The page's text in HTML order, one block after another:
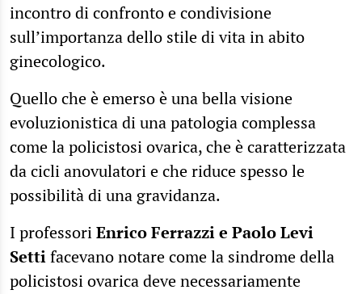
incontro di confronto e condivisione
sull’importanza dello stile di vita in abito
ginecologico.
Quello che è emerso è una bella visione
evoluzionistica di una patologia complessa
come la policistosi ovarica, che è caratterizzata
da cicli anovulatori e che riduce spesso le
possibilità di una gravidanza.
I professoriEnrico Ferrazzi e Paolo Levi
Settifacevano notare come la sindrome della
policistosi ovarica deve necessariamente